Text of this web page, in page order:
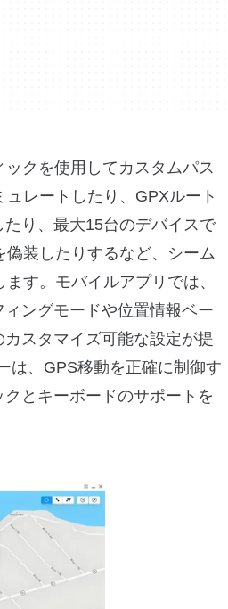
クを使用してカスタムパス
レートしたり、GPXルート
り、最大15台のデバイスで
偽装したりするなど、シーム
す。モバイルアプリでは、
ングモードや位置情報ベー
スタマイズ可能な設定が提
は、GPS移動を正確に制御す
とキーボードのサポートを